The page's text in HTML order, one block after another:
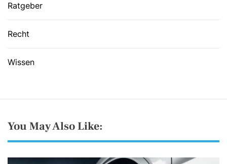
Ratgeber
Recht
Wissen
You May Also Like: